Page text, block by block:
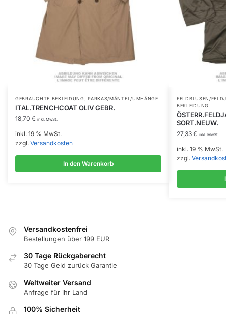
GEBRAUCHTE BEKLEIDUNG,PARKAS/MÄNTEL/UMHÄNGE
ITAL.TRENCHCOAT OLIV GEBR.
18,70 € inkl. MwSt.
inkl. 19 % MwSt.
zzgl. Versandkosten
In den Warenkorb
FELDBLUSEN/
BEKLEIDUNG
SORT.NEUW.
27,33 € inkl. MwSt.
inkl. 19 % MwSt.
zzgl.
Versandkostenfrei
Bestellungen über 199 EUR
30 Tage Rückgaberecht
30 Tage Geld zurück Garantie
Weltweiter Versand
Anfrage für ihr Land
100% Sicherheit